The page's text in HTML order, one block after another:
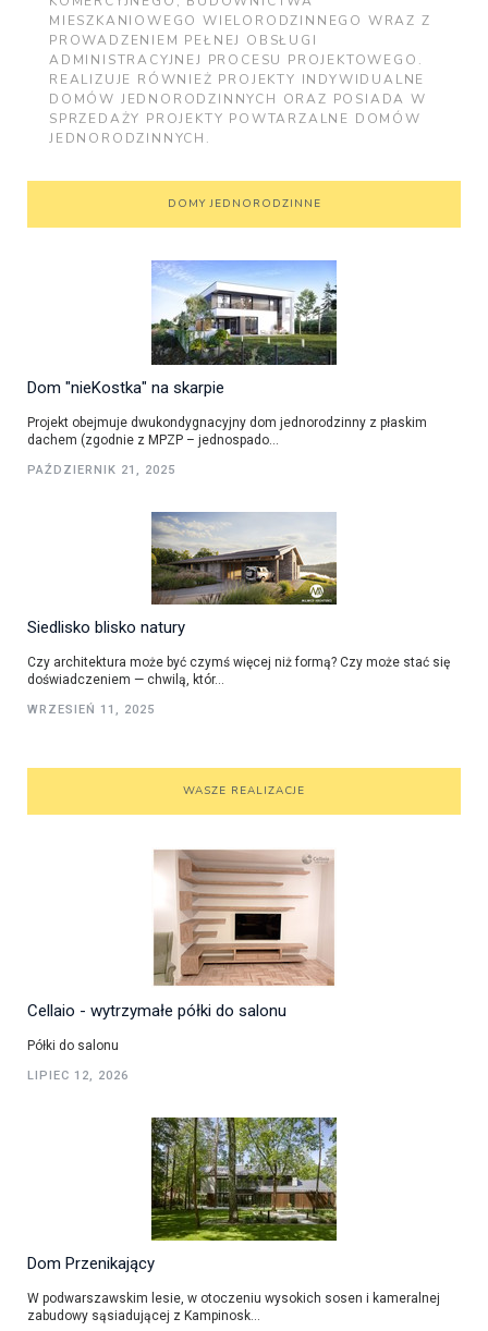
MIESZKANIOWEGO WIELORODZINNEGO WRAZ Z
PROWADZENIEM PEŁNEJ OBSŁUGI
ADMINISTRACYJNEJ PROCESU PROJEKTOWEGO.
REALIZUJE RÓWNIEŻ PROJEKTY INDYWIDUALNE
DOMÓW JEDNORODZINNYCH ORAZ POSIADA W
SPRZEDAŻY PROJEKTY POWTARZALNE DOMÓW
JEDNORODZINNYCH.
DOMY JEDNORODZINNE
Dom "nieKostka" na skarpie
Projekt obejmuje dwukondygnacyjny dom jednorodzinny z płaskim
dachem (zgodnie z MPZP – jednospado...
PAŹDZIERNIK 21, 2025
Siedlisko blisko natury
Czy architektura może być czymś więcej niż formą? Czy może stać się
doświadczeniem — chwilą, któr...
WRZESIEŃ 11, 2025
WASZE REALIZACJE
Cellaio - wytrzymałe półki do salonu
Półki do salonu
LIPIEC 12, 2026
Dom Przenikający
W podwarszawskim lesie, w otoczeniu wysokich sosen i kameralnej
zabudowy sąsiadującej z Kampinosk...